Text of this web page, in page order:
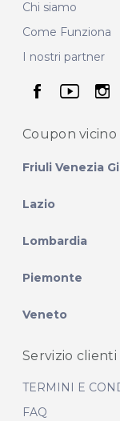
Chi siamo
Come Funziona
I nostri partner
seguici
Coupon vicino
Friuli Venezia
Lazio
Lombardia
Piemonte
Veneto
Servizio clienti
TERMINI E
FAQ